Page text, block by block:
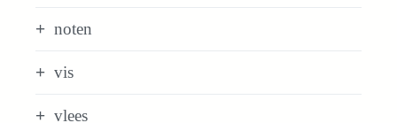
noten
vis
vlees